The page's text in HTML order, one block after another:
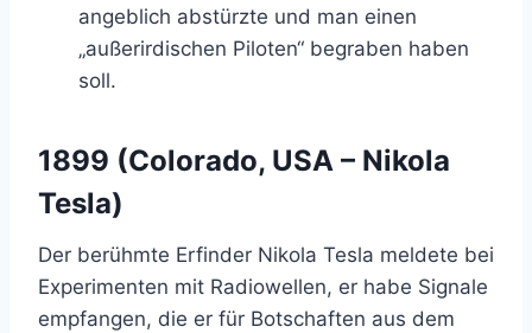
angeblich abstürzte und man einen
„außerirdischen Piloten“ begraben haben
soll.
1899 (Colorado, USA – Nikola
Tesla)
Der berühmte Erfinder Nikola Tesla meldete bei
Experimenten mit Radiowellen, er habe Signale
empfangen, die er für Botschaften aus dem